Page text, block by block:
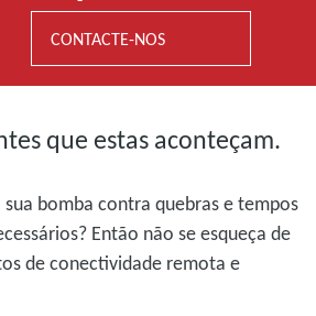
CONTACTE-NOS
que estas aconteçam.
bomba contra quebras e tempos
Então não se esqueça de
de conectividade remota e